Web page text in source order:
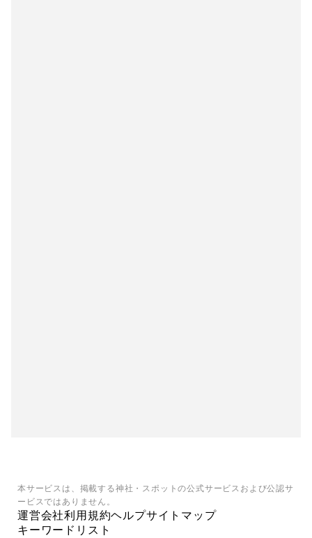
本サービスは、掲載する神社・スポットの公式サービスおよび公認サ
ービスではありません。
運営会社利用規約ヘルプサイトマップ
キーワードリスト